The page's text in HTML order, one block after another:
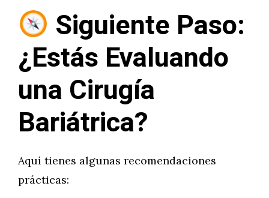
Siguiente Paso:
¿Estás Evaluando
una Cirugía
Bariátrica?
Aquí tienes algunas recomendaciones
prácticas: